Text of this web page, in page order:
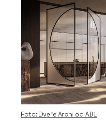
Foto: Dveře Archi od ADL